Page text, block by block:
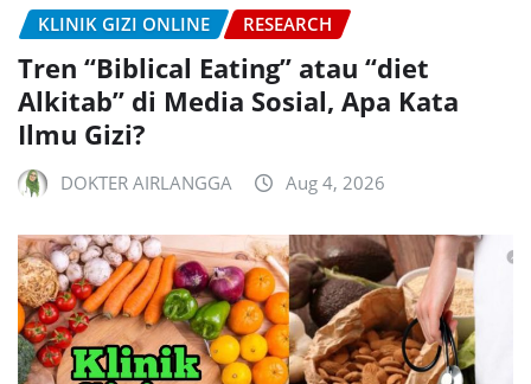
KLINIK GIZI ONLINE RESEARCH
Tren “Biblical Eating” atau “diet
Alkitab” di Media Sosial, Apa Kata
Ilmu Gizi?
DOKTER AIRLANGGA Aug 4, 2026